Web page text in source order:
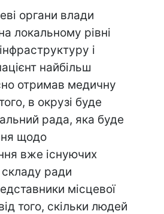
органи влади
локальному рівні
і
найбільш
отримав медичну
в окрузі буде
рада, яка буде
щодо
вже існуючих
ради
місцевої
того, скільки людей